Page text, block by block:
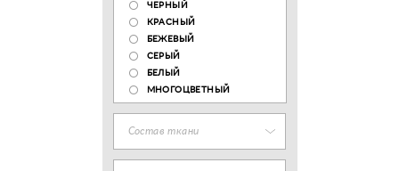
ЧЕРНЫЙ
КРАСНЫЙ
БЕЖЕВЫЙ
СЕРЫЙ
БЕЛЫЙ
МНОГОЦВЕТНЫЙ
Состав ткани